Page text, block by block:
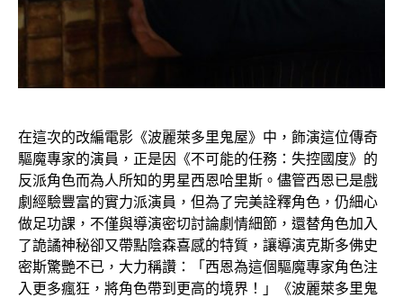
在這次的改編電影《波麗萊多里鬼屋》中，飾演這位傳奇
驅魔專家的演員，正是因《不可能的任務：失控國度》的
反派角色而為人所知的男星西恩哈里斯。儘管西恩已是戲
劇經驗豐富的實力派演員，但為了完美詮釋角色，仍細心
做足功課，不僅與導演密切討論劇情細節，還替角色加入
了詭譎神秘卻又帶點陰森喜感的特質，讓導演克斯多佛史
密斯驚艷不已，大力稱讚：「西恩為這個驅魔專家角色注
入更多瘋狂，將角色帶到更高的境界！」《波麗萊多里鬼